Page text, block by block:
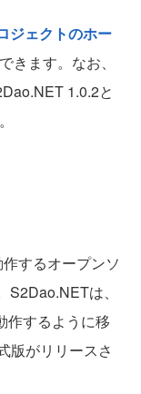
ジェクトのホー
きます。なお、
1.0.2と
するオープンソ
は、
作するように移
版がリリースさ